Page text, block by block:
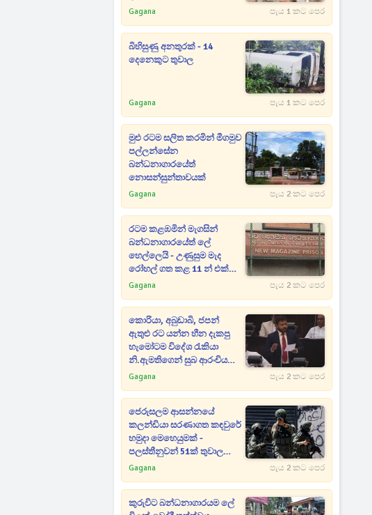
Gagana පැය 1 කට පෙර
බිහිසුණු අනතුරක් - 14
දෙනෙකුට තුවාල
Gagana පැය 1 කට පෙර
මුළු රටම සලිත කරමින් මීගමුව
පල්ලන්සේන
බන්ධනාගාරයේත්
නොසන්සුන්තාවයක්
Gagana පැය 2 කට පෙර
රටම කළඹමින් මැගසින්
බන්ධනාගාරයේත් ලේ
හෙල්ලෙයි - උණුසුම මැද
රෝහල් ගත කළ 11 න් එක්
අයෙක් ජීවිතක්ෂයට
Gagana පැය 2 කට පෙර
කොරියා, අබුඩාබි, ජපන්
ඇතුළු රට යන්න හීන දැකපු
හැමෝටම විදේශ රැකියා
නි.ඇමතිගෙන් සුබ ආරංචියක් -
හෙදියන්ටත් විශේෂ අවස්ථා
Gagana පැය 2 කට පෙර
ජෙරුසලම ආසන්නයේ
කලන්ඩියා සරණාගත කඳවුරේ
හමුදා මෙහෙයුමක් -
පලස්තීනුවන් 51ක් තුවාල
ලබයි
Gagana පැය 2 කට පෙර
කුරුවිට බන්ධනාගාරයම ලේ